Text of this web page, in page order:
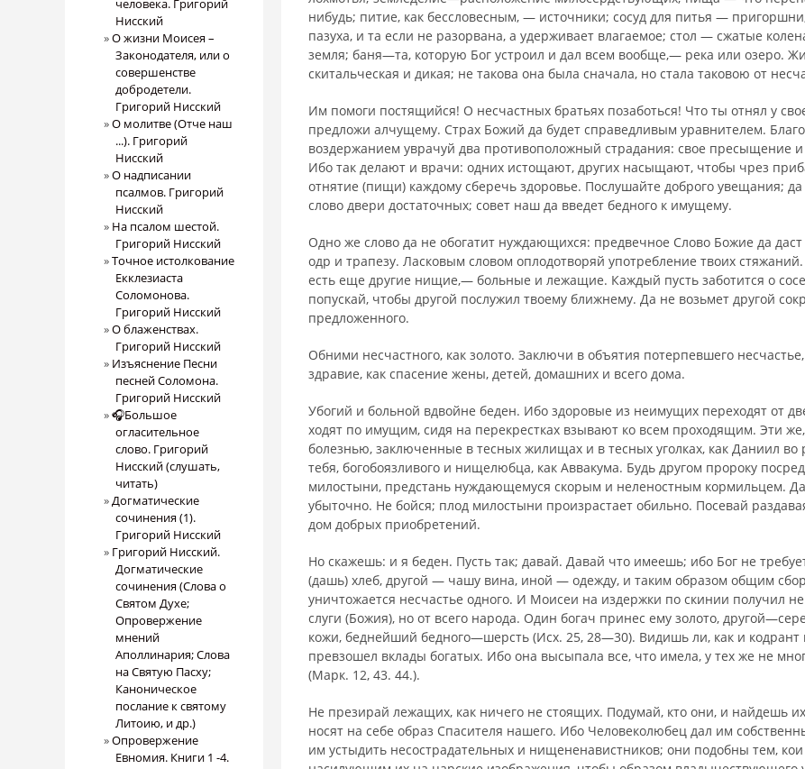
нибудь; питие, как бессловесным, — ис­точники; сосуд для питья —
пазуха, и та если не разорвана, а удерживает влагаемое; стол — сжатые
земля; баня—та, которую Бог устроил и дал всем вообще,— река или озеро.
скитальческая и ди­кая; не такова она была сначала, но стала таковою от
Им помоги постящийся! О несчастных братьях позаботься! Что ты отнял у
предложи алчущему. Страх Божий да будет справедливым уравнителем.
воздержанием уврачуй два проти­воположный страдания: свое пресыщение и
Ибо так делают и врачи: одних истощают, других насыщают, чтобы чрез
отнятие (пищи) каждому сберечь здоровье. Послушайте доброго увещания;
слово двери достаточных; совет наш да введет бедного к имущему.
Одно же слово да не обогатит нуждаю­щихся: предвечное Слово Божие да
одр и трапезу. Ласковым словом оплодотворяй употребление твоих
есть еще другие нищие,— больные и лежащие. Каждый пусть заботится о
попускай, чтобы другой послужил твоему ближнему. Да не возьмет другой
предложенного.
Обними несчастного, как золото. Заключи в объятия потерпевшего несчастье,
здравие, как спасение жены, детей, домашних и всего дома.
Убогий и больной вдвойне беден. Ибо здоровые из неимущих переходят от
ходят по имущим, сидя на перекрестках взывают ко всем проходящим. Эти
болезнью, заключенные в тесных жилищах и в тесных уголках, как Даниил во
тебя, богобоязливого и нищелюбца, как Аввакума. Будь другом пророку
милостыни, предстань нуждающемуся скорым и неленостным кормильцем.
убыточно. Не бойся; плод милостыни произрастает обильно. Посевай
дом добрых приобретений.
Но скажешь: и я беден. Пусть так; да­вай. Давай что имеешь; ибо Бог не
(дашь) хлеб, дру­гой — чашу вина, иной — одежду, и таким образом общим
уничтожается несчастье одного. И Моисеи на издержки по скинии получил не
слуги (Божия), но от всего народа. Один богач принес ему золото,
кожи, беднейший бедного—шерсть (Исх. 25, 28—30). Видишь ли, как и кодрант
превзошел вклады богатых. Ибо она высыпала все, что имела, у тех же не
(Марк. 12, 43. 44.).
Не презирай лежащих, как ничего не стоящих. Подумай, кто они, и найдешь
носят на себе образ Спасителя нашего. Ибо Человеколюбец дал им
им устыдить несострадательных и нищененавистников; они подобны тем,
человека. Григорий
Нисский
О жизни Моисея –
Законодателя, или о
совершенстве
добродетели.
Григорий Нисский
О молитве (Отче наш
...). Григорий
Нисский
О надписании
псалмов. Григорий
Нисский
На псалом шестой.
Григорий Нисский
Точное истолкование
Екклезиаста
Соломонова.
Григорий Нисский
О блаженствах.
Григорий Нисский
Изъяснение Песни
песней Соломона.
Григорий Нисский
🎧Большое
огласительное
слово. Григорий
Нисский (слушать,
читать)
Догматические
сочинения (1).
Григорий Нисский
Григорий Нисский.
Догматические
сочинения (Слова о
Святом Духе;
Опровержение
мнений
Аполлинария; Слова
на Святую Пасху;
Каноническое
послание к святому
Литоию, и др.)
Опровержение
Евномия. Книги 1 -4.